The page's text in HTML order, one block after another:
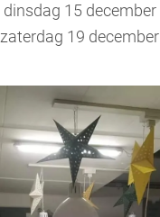
dinsdag 15 december
zaterdag 19 december